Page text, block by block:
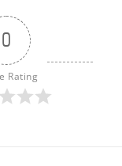
0
Rating